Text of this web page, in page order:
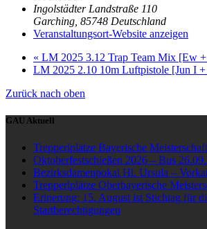
Ingolstädter Landstraße 110
Garching 85748 Deutschland
Veranstaltungsort-Website anzeigen
« LM 2025 3.12 Trap Team Mix [Ew
LM 2025 2.10 10m Luftpistole [Jun I
Zurück nach oben
GAU Aktuell
Trepperlplätze Bayerische
Oktoberfestschießen 2026 – Bus
Bezirksdamenpokal Hl. Ursula –
Trepperlplätze Oberbayerische
Erinerung: 15. August ist Stichtag für
Startberechtigungen